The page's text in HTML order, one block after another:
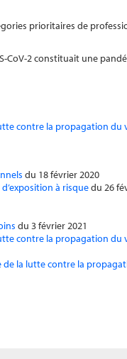
prioritaires de
CoV-2 constituait une
contre la propagation du
du 18 février 2020
à risquedu 26
du 3 février 2021
contre la propagation du
la lutte contre la